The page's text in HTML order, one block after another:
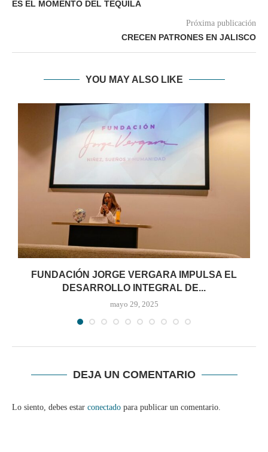
ES EL MOMENTO DEL TEQUILA
Próxima publicación
CRECEN PATRONES EN JALISCO
YOU MAY ALSO LIKE
FUNDACIÓN JORGE VERGARA IMPULSA EL
DESARROLLO INTEGRAL DE...
mayo 29, 2025
DEJA UN COMENTARIO
Lo siento, debes estar conectado para publicar un comentario.